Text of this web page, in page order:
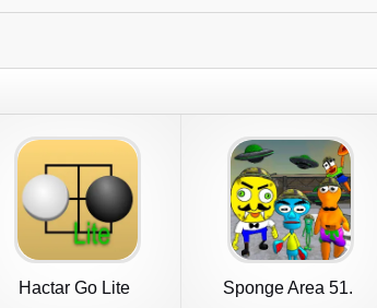
Hactar Go Lite
Sponge Area 51.